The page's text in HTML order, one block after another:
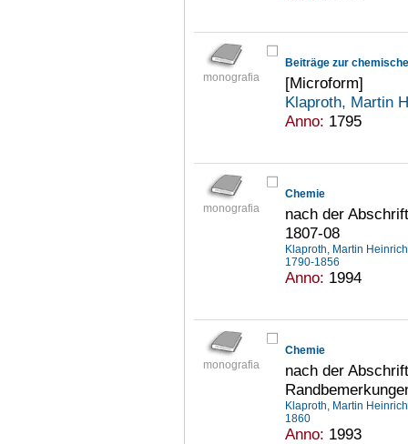
monografia
Beiträge zur
[Microform]
Klaproth, Martin
Anno: 1795
monografia
Chemie
nach der
1807-08
Klaproth, Martin
1790-1856
Anno: 1994
monografia
Chemie
nach der
Klaproth, Martin
1860
Anno: 1993